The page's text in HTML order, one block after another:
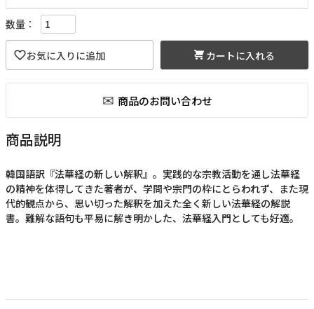
カートに入れる
商品説明
韓国語訳『法華経の新しい解釈』。実践的な宗教活動を通し法華経
の精神を体得してきた著者が、学問や宗門の枠にとらわれず、また現
代的観点から、思い切った解釈を加えた全く新しい法華経の解説
書。難解な語句も平易に解き明かした、法華経入門としても好適。